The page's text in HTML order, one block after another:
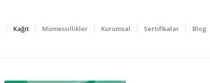
Kağıt Mümessillikler Kurumsal Sertifikalar Blog